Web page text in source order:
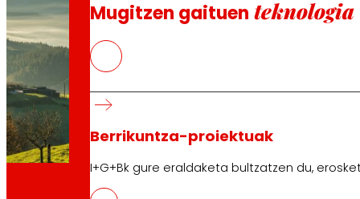
Mugitzen gaituen teknologia
Berrikuntza-proiektuak
I+G+Bk gure eraldaketa bultzatzen du,